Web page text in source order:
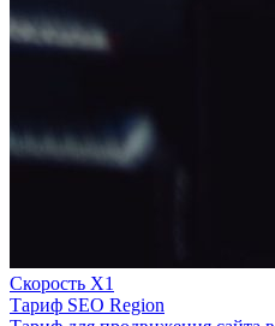
Скорость Х1
Тариф SEO Region